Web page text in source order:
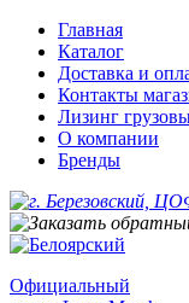
Главная
Каталог
Доставка и
Контакты
Лизинг
О компании
Бренды
Официальный